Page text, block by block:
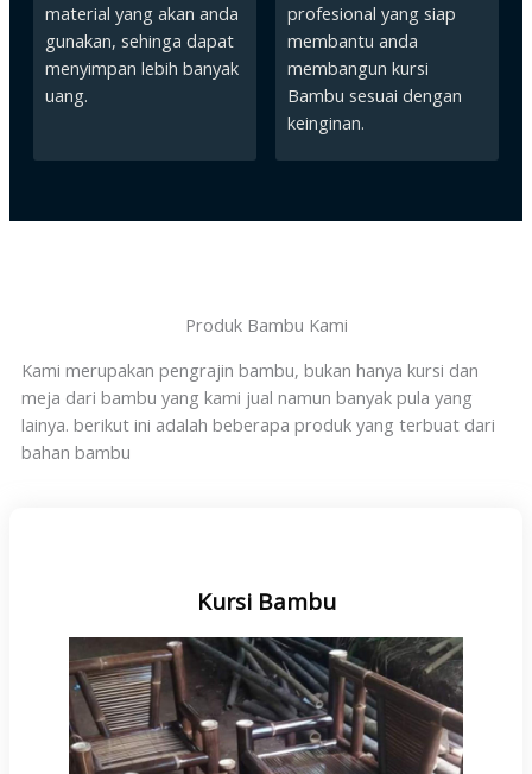
material yang akan anda
gunakan, sehinga dapat
menyimpan lebih banyak
uang.
profesional yang siap
membantu anda
membangun kursi
Bambu sesuai dengan
keinginan.
Produk Bambu Kami
Kami merupakan pengrajin bambu, bukan hanya kursi dan
meja dari bambu yang kami jual namun banyak pula yang
lainya. berikut ini adalah beberapa produk yang terbuat dari
bahan bambu
Kursi Bambu